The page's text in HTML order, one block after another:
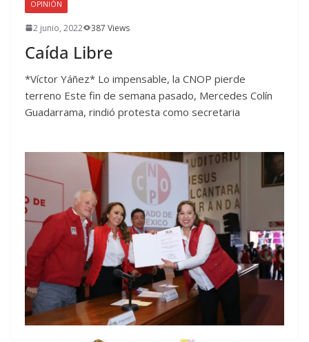
OPINIÓN
2 junio, 2022 387 Views
Caída Libre
*Víctor Yáñez* Lo impensable, la CNOP pierde
terreno Este fin de semana pasado, Mercedes Colín
Guadarrama, rindió protesta como secretaria